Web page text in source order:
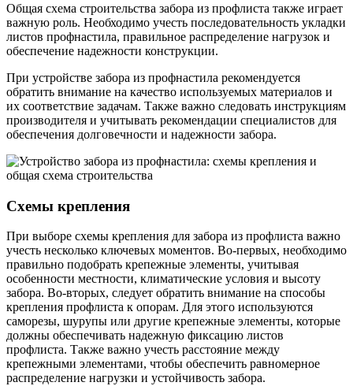
Общая схема строительства забора из профлиста также играет
важную роль. Необходимо учесть последовательность укладки
листов профнастила, правильное распределение нагрузок и
обеспечение надежности конструкции.
При устройстве забора из профнастила рекомендуется
обратить внимание на качество используемых материалов и
их соответствие задачам. Также важно следовать инструкциям
производителя и учитывать рекомендации специалистов для
обеспечения долговечности и надежности забора.
Схемы крепления
При выборе схемы крепления для забора из профлиста важно
учесть несколько ключевых моментов. Во-первых, необходимо
правильно подобрать крепежные элементы, учитывая
особенности местности, климатические условия и высоту
забора. Во-вторых, следует обратить внимание на способы
крепления профлиста к опорам. Для этого используются
саморезы, шурупы или другие крепежные элементы, которые
должны обеспечивать надежную фиксацию листов
профлиста. Также важно учесть расстояние между
крепежными элементами, чтобы обеспечить равномерное
распределение нагрузки и устойчивость забора.